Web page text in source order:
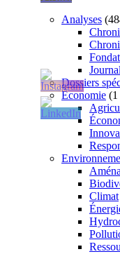
Analyses
Dossiers
Économie (1
Climat